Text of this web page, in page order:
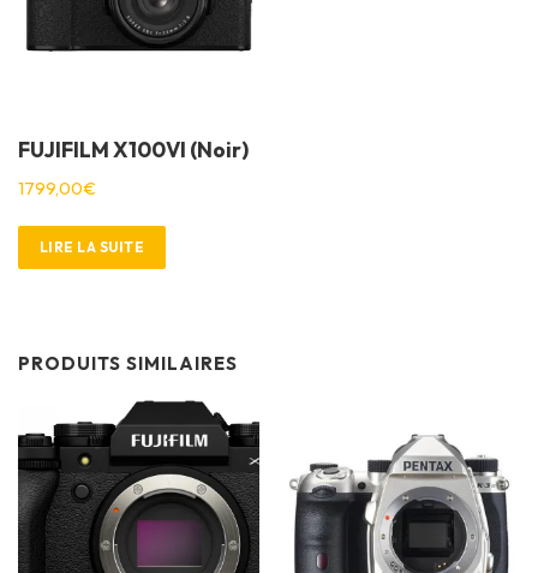
FUJIFILM X100VI (Noir)
1799,00€
LIRE LA SUITE
PRODUITS SIMILAIRES